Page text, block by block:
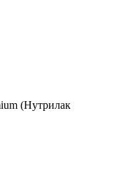
(Нутрилак